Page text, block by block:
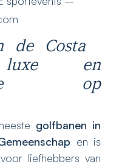
de Costa
luxe en
op
golfbanen in
en is
liefhebbers van